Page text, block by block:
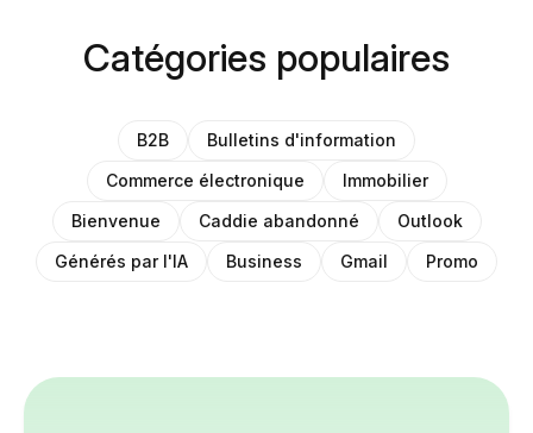
Catégories populaires
B2B
Bulletins d'information
Commerce électronique
Immobilier
Bienvenue
Caddie abandonné
Outlook
Générés par l'IA
Business Gmail Promo